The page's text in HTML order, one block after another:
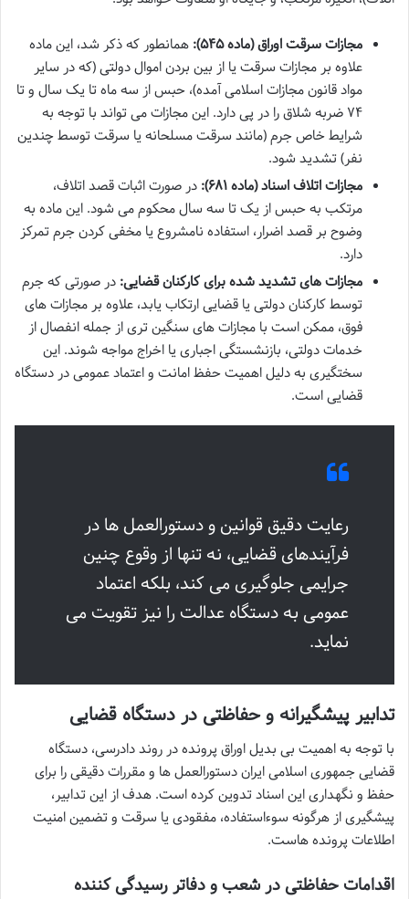
مجازات سرقت اوراق (ماده ۵۴۵):
همانطور که ذکر شد، این ماده
علاوه بر مجازات سرقت یا از بین بردن اموال دولتی (که در سایر
مواد قانون مجازات اسلامی آمده)، حبس از سه ماه تا یک سال و تا
۷۴ ضربه شلاق را در پی دارد. این مجازات می تواند با توجه به
شرایط خاص جرم (مانند سرقت مسلحانه یا سرقت توسط چندین
نفر) تشدید شود.
مجازات اتلاف اسناد (ماده ۶۸۱):
در صورت اثبات قصد اتلاف،
مرتکب به حبس از یک تا سه سال محکوم می شود. این ماده به
وضوح بر قصد اضرار، استفاده نامشروع یا مخفی کردن جرم تمرکز
دارد.
مجازات های تشدید شده برای کارکنان قضایی: در صورتی که جرم
توسط کارکنان دولتی یا قضایی ارتکاب یابد، علاوه بر مجازات های
فوق، ممکن است با مجازات های سنگین تری از جمله انفصال از
خدمات دولتی، بازنشستگی اجباری یا اخراج مواجه شوند. این
سختگیری به دلیل اهمیت حفظ امانت و اعتماد عمومی در دستگاه
قضایی است.
رعایت دقیق قوانین و دستورالعمل ها در
فرآیندهای قضایی، نه تنها از وقوع چنین
جرایمی جلوگیری می کند، بلکه اعتماد
عمومی به دستگاه عدالت را نیز تقویت می
نماید.
تدابیر پیشگیرانه و حفاظتی در دستگاه قضایی
با توجه به اهمیت بی بدیل اوراق پرونده در روند دادرسی، دستگاه
قضایی جمهوری اسلامی ایران دستورالعمل ها و مقررات دقیقی را برای
حفظ و نگهداری این اسناد تدوین کرده است. هدف از این تدابیر،
پیشگیری از هرگونه سوءاستفاده، مفقودی یا سرقت و تضمین امنیت
اطلاعات پرونده هاست.
اقدامات حفاظتی در شعب و دفاتر رسیدگی کننده